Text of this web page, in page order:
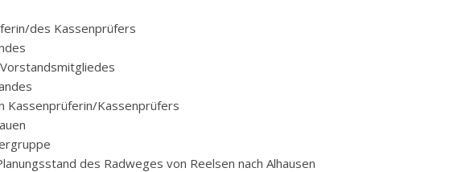
des Kassenprüfers
Kassenprüferin/Kassenprüfers
des Radweges von Reelsen nach Alhausen